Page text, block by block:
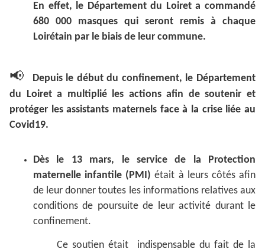
En effet, le Département du Loiret a commandé
680 000 masques qui seront remis à chaque
Loirétain par le biais de leur commune.
📢
Depuis le début du confinement, le Département
du Loiret a multiplié les actions afin de soutenir et
protéger les assistants maternels face à la crise liée au
Covid19.
Dès le 13 mars, le service de la Protection
maternelle infantile (PMI)était à leurs côtés afin
de leur donner toutes les informations relatives aux
conditions de poursuite de leur activité durant le
confinement.
Ce soutien était indispensable du fait de la